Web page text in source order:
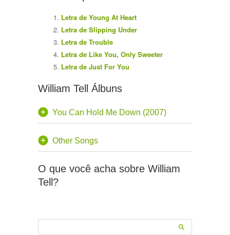
Letra de Young At Heart
Letra de Slipping Under
Letra de Trouble
Letra de Like You, Only Sweeter
Letra de Just For You
William Tell Álbuns
You Can Hold Me Down (2007)
Other Songs
O que você acha sobre William
Tell?